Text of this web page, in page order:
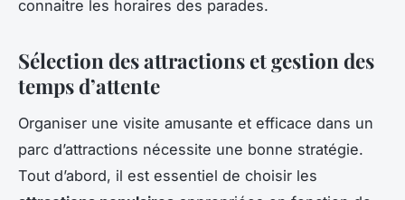
connaitre les horaires des parades.
Sélection des attractions et gestion des
temps d’attente
Organiser une visite amusante et efficace dans un
parc d’attractions nécessite une bonne stratégie.
Tout d’abord, il est essentiel de choisir les